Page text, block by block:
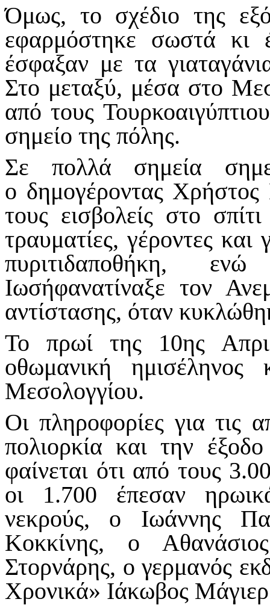
Όμως, το σχέδιο της
εφαρμόστηκε σωστά κι
έσφαξαν με τα
Στο μεταξύ, μέσα στο
από τους
σημείο της πόλης.
Σε πολλά σημεία
ο δημογέροντας
τους εισβολείς στο
τραυματίες, γέροντες
πυριτιδαποθήκη,
Ιωσήφανατίναξε τον
αντίστασης, όταν
Το πρωί της 10ης
οθωμανική
Μεσολογγίου.
Οι πληροφορίες για τις
πολιορκία και την έξοδο
φαίνεται ότι από τους
οι 1.700 έπεσαν
νεκρούς, ο Ιωάννης
Κοκκίνης, ο
Στορνάρης, ο γερμανός
Χρονικά» Ιάκωβος Μάγιερ